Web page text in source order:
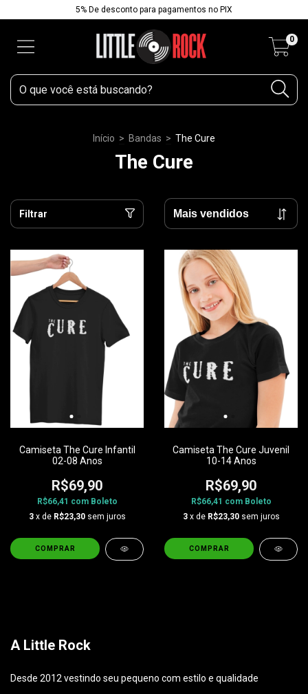
5% De desconto para pagamentos no PIX
0
Início > Bandas > The Cure
The Cure
Filtrar
Camiseta The Cure Infantil
02-08 Anos
R$69,90
R$66,41 com Boleto
3 x de R$23,30 sem juros
COMPRAR
Camiseta The Cure Juvenil
10-14 Anos
R$69,90
R$66,41 com Boleto
3 x de R$23,30 sem juros
COMPRAR
A Little Rock
Desde 2012 vestindo seu pequeno com estilo e qualidade